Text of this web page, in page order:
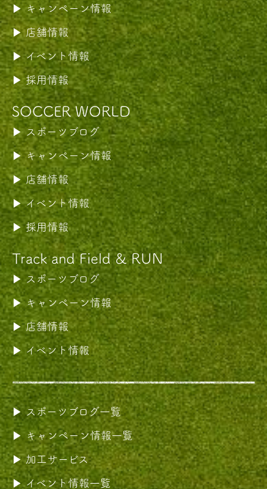
キャンペーン情報
店舗情報
イベント情報
採用情報
SOCCER WORLD
スポーツブログ
キャンペーン情報
店舗情報
イベント情報
採用情報
Track and Field & RUN
スポーツブログ
キャンペーン情報
店舗情報
イベント情報
スポーツブログ一覧
キャンペーン情報一覧
加工サービス
イベント情報一覧